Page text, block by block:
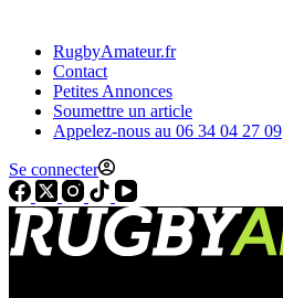
RugbyAmateur.fr
Contact
Petites Annonces
Soumettre un article
Appelez-nous au 06 34 04 27 09
Se connecter